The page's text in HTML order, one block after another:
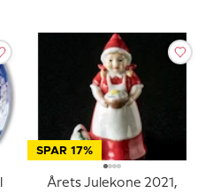
SPAR 17%
Årets Julekone 2021,